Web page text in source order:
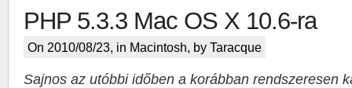
PHP 5.3.3 Mac OS X 10.6-ra
On 2010/08/23, in Macintosh, by Taracque
Sajnos az utóbbi időben a korábban rendszeresen